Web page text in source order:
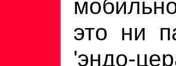
это ни
'эндо-